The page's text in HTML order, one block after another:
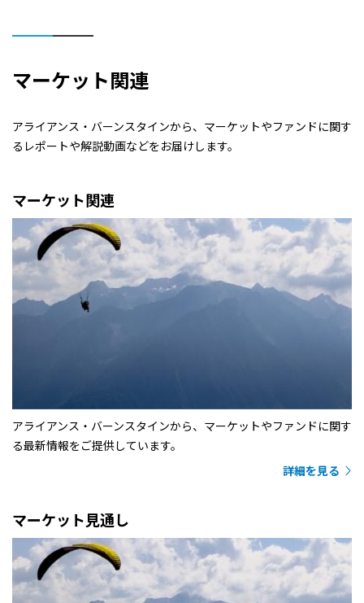
マーケット関連
アライアンス・バーンスタインから、マーケットやファンドに関す
るレポートや解説動画などをお届けします。
マーケット関連
アライアンス・バーンスタインから、マーケットやファンドに関す
る最新情報をご提供しています。
詳細を見る
マーケット見通し